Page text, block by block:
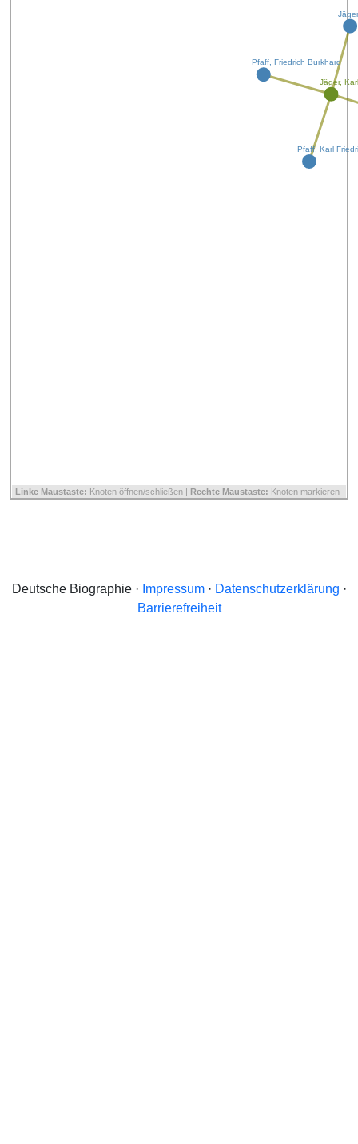
Jäger,
Pfaff, Friedrich Burkhard
Pfaff, Karl
Linke Maustaste: Knoten öffnen/schließen | Rechte Maustaste: Knoten markieren
Deutsche Biographie · Impressum· Datenschutzerklärung ·
Barrierefreiheit